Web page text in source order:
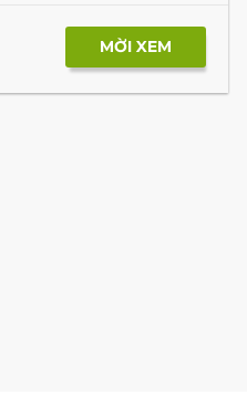
MỜI XEM